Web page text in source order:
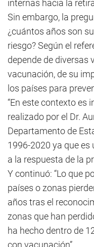
internas hacia la
Sin embargo, la
¿cuántos años son
riesgo? Según el
depende de diversas
vacunación, de su
los países para
“En este contexto es
realizado por el Dr.
Departamento de
1996-2020 ya que
a la respuesta de la
Y continuó: “Lo que
países o zonas
años tras el
zonas que han
ha hecho dentro de
con vacunación”.